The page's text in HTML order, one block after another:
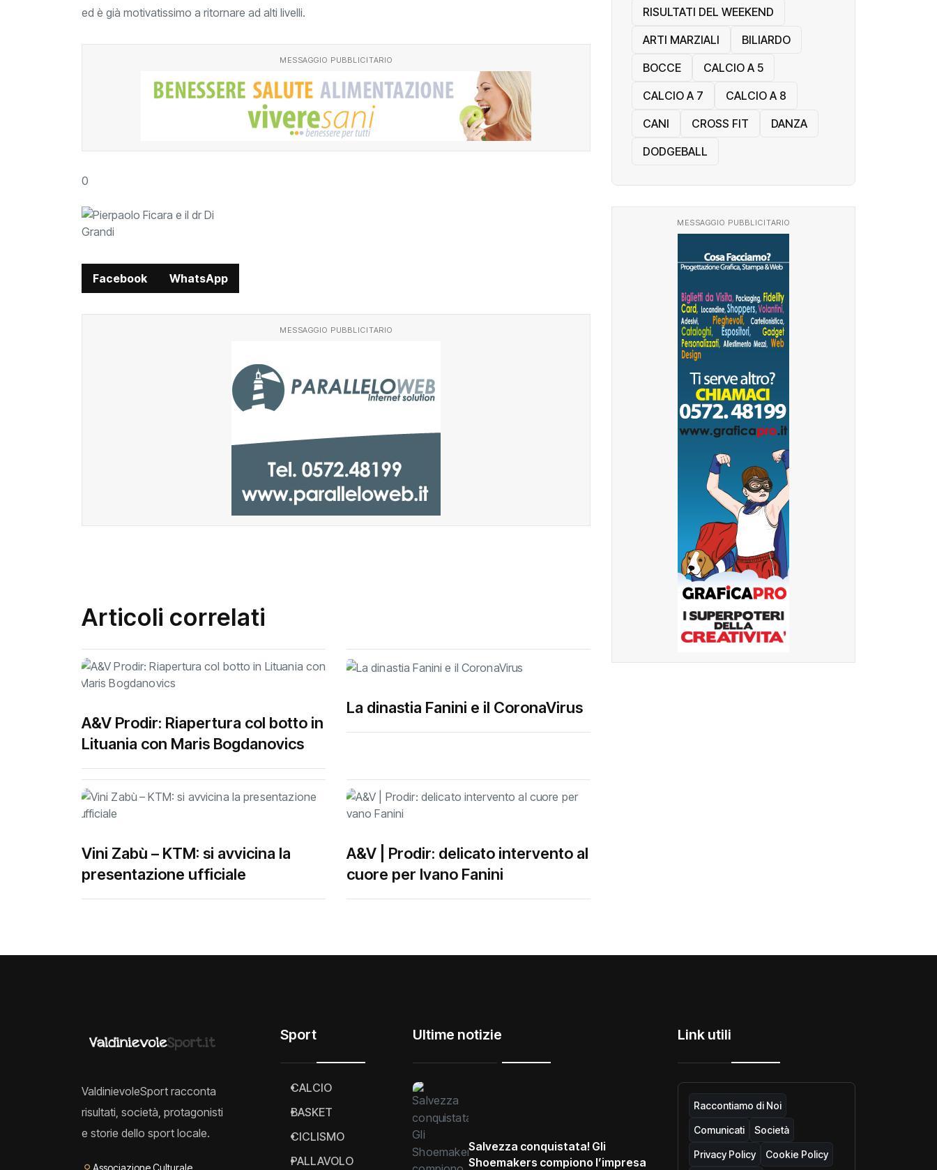
ed è già motivatissimo a ritornare ad alti livelli.
MESSAGGIO PUBBLICITARIO
0
Facebook WhatsApp
MESSAGGIO PUBBLICITARIO
Articoli correlati
A&V Prodir: Riapertura col botto in
Lituania con Maris Bogdanovics
La dinastia Fanini e il CoronaVirus
Vini Zabù – KTM: si avvicina la
presentazione ufficiale
A&V | Prodir: delicato intervento al
cuore per Ivano Fanini
RISULTATI DEL WEEKEND
ARTI MARZIALI
BILIARDO
BOCCE
CALCIO A 5
CALCIO A 7
CALCIO A 8
CANI
CROSS FIT
DANZA
DODGEBALL
MESSAGGIO PUBBLICITARIO
ValdinievoleSport racconta
risultati, società, protagonisti
e storie dello sport locale.
Sport
CALCIO
BASKET
CICLISMO
PALLAVOLO
Ultime notizie
Salvezza conquistata! Gli
Shoemakers compiono l’impresa
Link utili
Raccontiamo di Noi
Comunicati Società
Privacy Policy Cookie Policy